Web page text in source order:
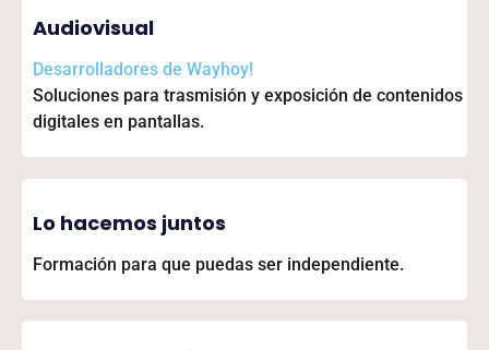
Audiovisual
Desarrolladores de Wayhoy!
Soluciones para trasmisión y exposición de contenidos
digitales en pantallas.
Lo hacemos juntos
Formación para que puedas ser independiente.